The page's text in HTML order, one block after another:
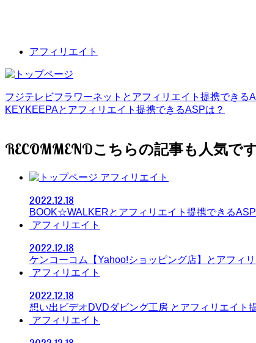
アフィリエイト
フジテレビフラワーネットとアフィリエイト提携できる
KEYKEEPAとアフィリエイト提携できるASPは？
RECOMMEND
アフィリエイト
2022.12.18
BOOK☆WALKERとアフィリエイト提携できるASP
アフィリエイト
2022.12.18
ケンコーコム【Yahoo!ショッピング店】とアフィ
アフィリエイト
2022.12.18
想い出ビデオDVDダビング工房 とアフィリエイト
アフィリエイト